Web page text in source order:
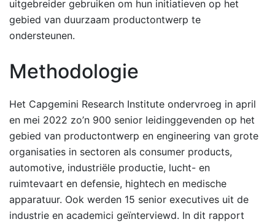
uitgebreider gebruiken om hun initiatieven op het
gebied van duurzaam productontwerp te
ondersteunen.
Methodologie
Het Capgemini Research Institute ondervroeg in april
en mei 2022 zo’n 900 senior leidinggevenden op het
gebied van productontwerp en engineering van grote
organisaties in sectoren als consumer products,
automotive, industriële productie, lucht- en
ruimtevaart en defensie, hightech en medische
apparatuur. Ook werden 15 senior executives uit de
industrie en academici geïnterviewd. In dit rapport